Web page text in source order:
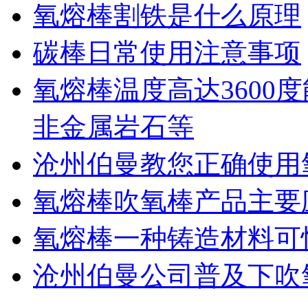
氧熔棒割铁是什么原理
碳棒日常使用注意事项
氧熔棒温度高达3600
非金属岩石等
沧州伯曼教您正确使
氧熔棒吹氧棒产品主
氧熔棒一种铸造材料
沧州伯曼公司普及下